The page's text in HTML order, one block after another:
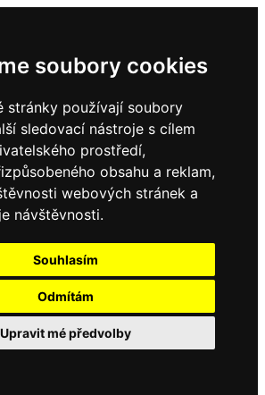
soubory cookies
stránky používají soubory
sledovací nástroje s cílem
prostředí,
obsahu a reklam,
webových stránek a
návštěvnosti.
Souhlasím
Odmítám
Upravit mé předvolby